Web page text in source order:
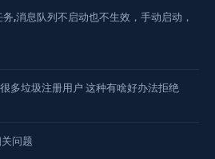
,消息队列不启动也不生效，手动启动，
多垃圾注册用户 这种有啥好办法拒绝
问题